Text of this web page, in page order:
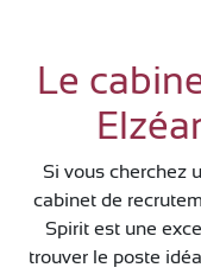
Le
Si vous cherchez
cabinet de
Spirit est une
trouver le poste